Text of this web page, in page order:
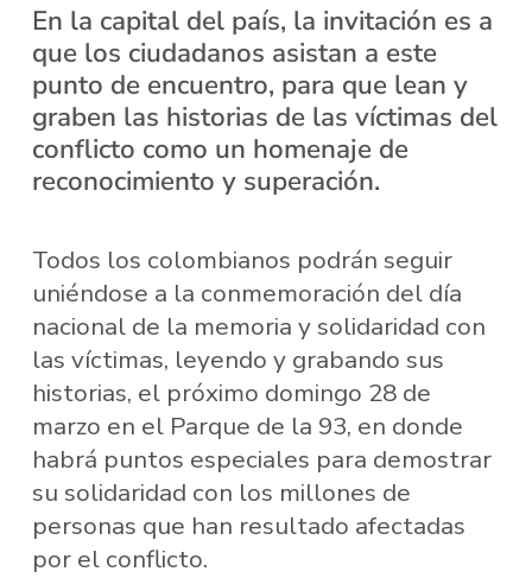
En la capital del país, la invitación es a
que los ciudadanos asistan a este
punto de encuentro, para que lean y
graben las historias de las víctimas del
conflicto como un homenaje de
reconocimiento y superación.
Todos los colombianos podrán seguir
uniéndose a la conmemoración del día
nacional de la memoria y solidaridad con
las víctimas, leyendo y grabando sus
historias, el próximo domingo 28 de
marzo en el Parque de la 93, en donde
habrá puntos especiales para demostrar
su solidaridad con los millones de
personas que han resultado afectadas
por el conflicto.